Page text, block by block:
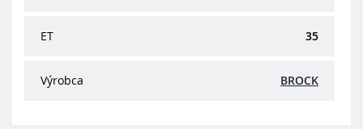
ET 35
Výrobca BROCK